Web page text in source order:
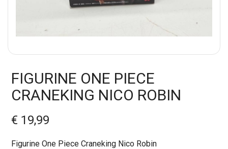
FIGURINE ONE PIECE
CRANEKING NICO ROBIN
€ 19,99
Figurine One Piece Craneking Nico Robin